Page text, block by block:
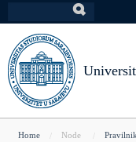
to
main
content
Home Node